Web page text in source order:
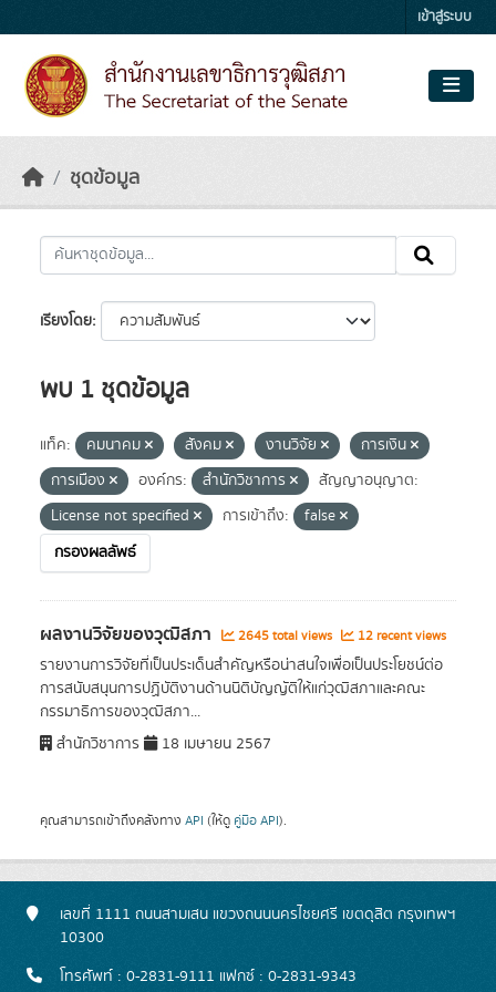
เข้าสู่ระบบ
ชุดข้อมูล
เรียงโดย
พบ 1 ชุดข้อมูล
แท็ค: คมนาคม สังคม งานวิจัย
การเงิน
การเมือง
องค์กร: สำนักวิชาการ
สัญญาอนุญาต:
License not specified
การเข้าถึง:
false
กรองผลลัพธ์
ผลงานวิจัยของวุฒิสภา 2645 total views 12 recent views
รายงานการวิจัยที่เป็นประเด็นสำคัญหรือน่าสนใจเพื่อเป็นประโยชน์ต่อ
การสนับสนุนการปฏิบัติงานด้านนิติบัญญัติให้แก่วุฒิสภาและคณะ
กรรมาธิการของวุฒิสภา...
สำนักวิชาการ
18 เมษายน 2567
คุณสามารถเข้าถึงคลังทาง API (ให้ดู คู่มือ API).
เลขที่ 1111 ถนนสามเสน แขวงถนนนครไชยศรี เขตดุสิต กรุงเทพฯ
10300
โทรศัพท์ : 0-2831-9111 แฟกซ์ : 0-2831-9343